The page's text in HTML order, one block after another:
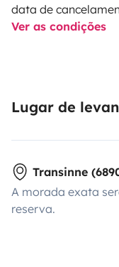
data de
Ver as condições
Lugar de
Transinne
A morada exata
reserva.